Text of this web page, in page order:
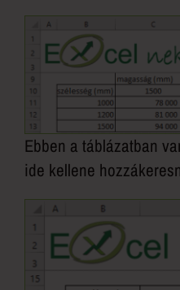
Ebben a táblázatban
ide kellene